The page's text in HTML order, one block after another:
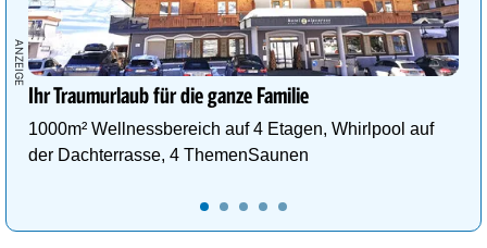
Ihr Traumurlaub für die ganze Familie
1000m² Wellnessbereich auf 4 Etagen, Whirlpool auf
der Dachterrasse, 4 ThemenSaunen